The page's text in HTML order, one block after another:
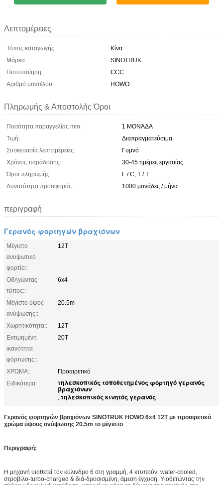
Λεπτομέρειες
Τόπος καταγωγής:
Κίνα
Μάρκα:
SINOTRUK
Πιστοποίηση:
CCC
Αριθμό μοντέλου:
HOWO
Πληρωμής & Αποστολής Όροι
Ποσότητα παραγγελίας min:
1 ΜΟΝΆΔΑ
Τιμή:
Διαπραγματεύσιμα
Συσκευασία λεπτομέρειες:
Γυμνό
Χρόνος παράδοσης:
30-45 ημέρες εργασίας
Όροι πληρωμής:
L / C, T / T
Δυνατότητα προσφοράς:
1000 μονάδες / μήνα
περιγραφή
Γερανός φορτηγών βραχιόνων
Μέγιστο
ανυψωτικό
φορτίο::
12T
Οδηγώντας
τύπος::
6x4
Μέγιστο ύψος
ανύψωσης::
20.5m
Χωρητικότητα::
12T
Εκτιμημένη
ικανότητα
φόρτωσης::
20T
ΧΡΏΜΑ::
Προαιρετικό
Ειδικότερα:
τηλεσκοπικός τοποθετημένος φορτηγό γερανός
βραχιόνων
, τηλεσκοπικός κινητός γερανός
Γερανός φορτηγών βραχιόνων SINOTRUK HOWO 6x4 12T με προαιρετικό
χρώμα ύψους ανύψωσης 20.5m το μέγιστο
Περιγραφή:
Η μηχανή υιοθετεί τον κύλινδρο 6 στη γραμμή, 4 κτυπούν, water-cooled,
στροβιλο-turbo-charged & διά-δροσισμένη, άμεση έγχυση. Υιοθετώντας την